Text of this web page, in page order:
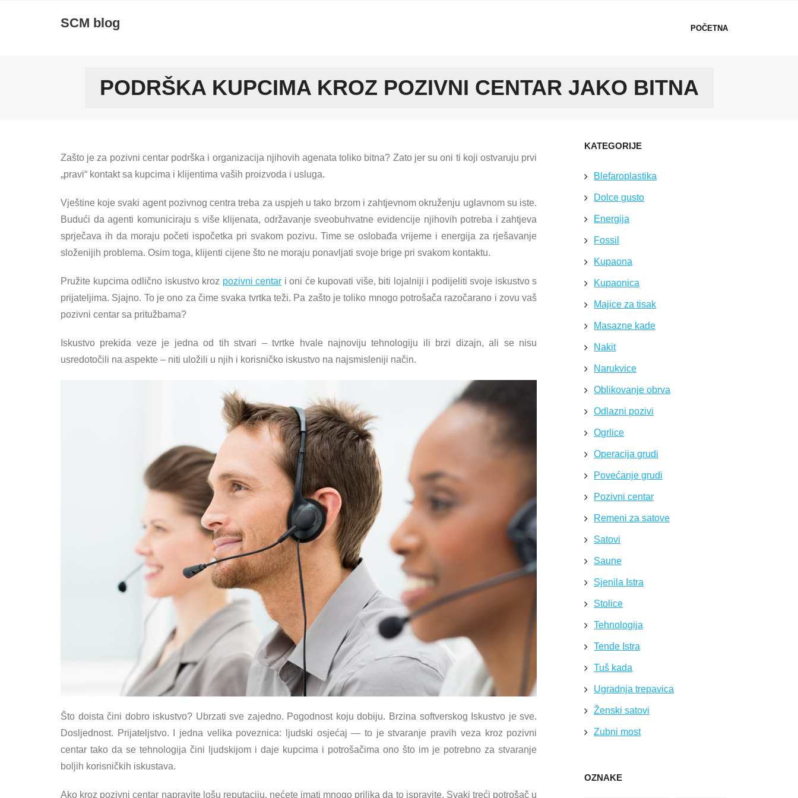
SCM blog POČETNA
PODRŠKA KUPCIMA KROZ POZIVNI CENTAR JAKO BITNA
Zašto je za pozivni centar podrška i organizacija njihovih agenata toliko bitna? Zato jer su oni ti koji ostvaruju prvi
„pravi“ kontakt sa kupcima i klijentima vaših proizvoda i usluga.
Vještine koje svaki agent pozivnog centra treba za uspjeh u tako brzom i zahtjevnom okruženju uglavnom su iste.
Budući da agenti komuniciraju s više klijenata, održavanje sveobuhvatne evidencije njihovih potreba i zahtjeva
sprječava ih da moraju početi ispočetka pri svakom pozivu. Time se oslobađa vrijeme i energija za rješavanje
složenijih problema. Osim toga, klijenti cijene što ne moraju ponavljati svoje brige pri svakom kontaktu.
Pružite kupcima odlično iskustvo kroz pozivni centar i oni će kupovati više, biti lojalniji i podijeliti svoje iskustvo s
prijateljima. Sjajno. To je ono za čime svaka tvrtka teži. Pa zašto je toliko mnogo potrošača razočarano i zovu vaš
pozivni centar sa pritužbama?
Iskustvo prekida veze je jedna od tih stvari – tvrtke hvale najnoviju tehnologiju ili brzi dizajn, ali se nisu
usredotočili na aspekte – niti uložili u njih i korisničko iskustvo na najsmisleniji način.
Što doista čini dobro iskustvo? Ubrzati sve zajedno. Pogodnost koju dobiju. Brzina softverskog Iskustvo je sve.
Dosljednost. Prijateljstvo. I jedna velika poveznica: ljudski osjećaj — to je stvaranje pravih veza kroz pozivni
centar tako da se tehnologija čini ljudskijom i daje kupcima i potrošačima ono što im je potrebno za stvaranje
boljih korisničkih iskustava.
Ako kroz pozivni centar napravite lošu reputaciju, nećete imati mnogo prilika da to ispravite. Svaki treći potrošač u
KATEGORIJE
Blefaroplastika
Dolce gusto
Energija
Fossil
Kupaona
Kupaonica
Majice za tisak
Masazne kade
Nakit
Narukvice
Oblikovanje obrva
Odlazni pozivi
Ogrlice
Operacija grudi
Povećanje grudi
Pozivni centar
Remeni za satove
Satovi
Saune
Sjenila Istra
Stolice
Tehnologija
Tende Istra
Tuš kada
Ugradnja trepavica
Ženski satovi
Zubni most
OZNAKE